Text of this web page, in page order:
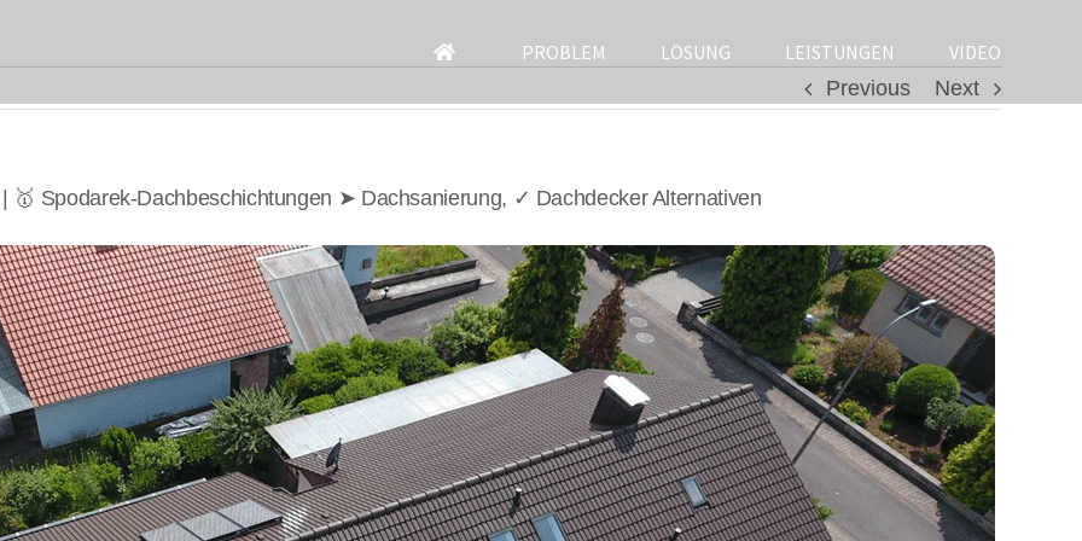
for:
PROBLEM LÖSUNG LEISTUNGEN
VIDEO
Previous
Next
🥇 Spodarek-Dachbeschichtungen ➤ Dachsanierung, ✓ Dachdecker Alternativen